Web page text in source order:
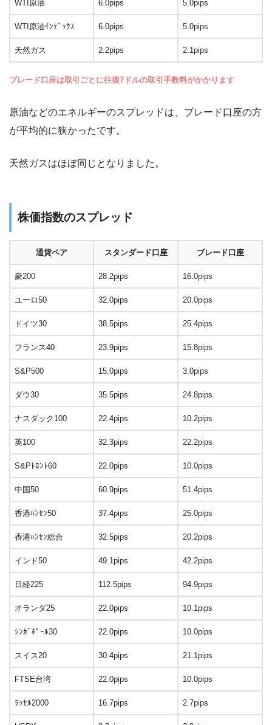
WTI原油 6.0pips 5.0pips
WTI原油ｲﾝﾃﾞｯｸｽ 6.0pips 5.0pips
天然ガス 2.2pips 2.1pips
ブレード口座は取引ごとに往復7ドルの取引手数料がかかります
原油などのエネルギーのスプレッドは、ブレード口座の方
が平均的に狭かったです。
天然ガスはほぼ同じとなりました。
株価指数のスプレッド
通貨ペア スタンダード口座 ブレード口座
豪200 28.2pips 16.0pips
ユーロ50 32.0pips 20.0pips
ドイツ30 38.5pips 25.4pips
フランス40 23.9pips 15.8pips
S&P500 15.0pips 3.0pips
ダウ30 35.5pips 24.8pips
ナスダック100 22.4pips 10.2pips
英100 32.3pips 22.2pips
S&Pﾄﾛﾝﾄ60 22.0pips 10.0pips
中国50 60.9pips 51.4pips
香港ﾊﾝｾﾝ50 37.4pips 25.0pips
香港ﾊﾝｾﾝ総合 32.5pips 20.2pips
インド50 49.1pips 42.2pips
日経225 112.5pips 94.9pips
オランダ25 22.0pips 10.1pips
ｼﾝｶﾞﾎﾟｰﾙ30 22.0pips 10.0pips
スイス20 30.4pips 21.1pips
FTSE台湾 22.0pips 10.0pips
ﾗｯｾﾙ2000 16.7pips 2.7pips